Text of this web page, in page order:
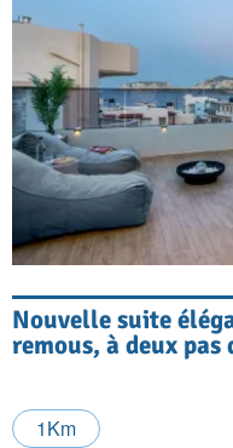
Nouvelle suite
remous, à deux
1Km